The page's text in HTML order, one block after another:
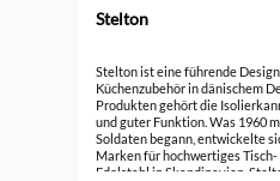
Stelton
Stelton ist eine führende
Küchenzubehör in dänischem
Produkten gehört die
und guter Funktion. Was 1960
Soldaten begann, entwickelte
Marken für hochwertiges
Edelstahl in Skandinavien.